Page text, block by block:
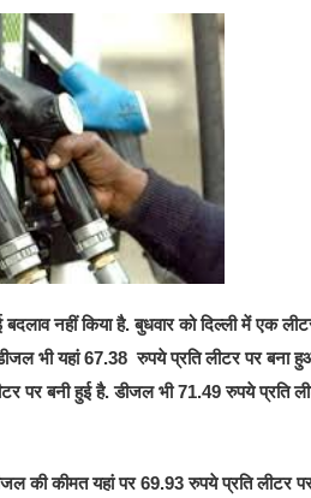
नहीं किया है. बुधवार को दिल्ली में एक
भी यहां 67.38 रुपये प्रति लीटर पर बना
पर बनी हुई है. डीजल भी 71.49 रुपये प्रति
की कीमत यहां पर 69.93 रुपये प्रति लीटर